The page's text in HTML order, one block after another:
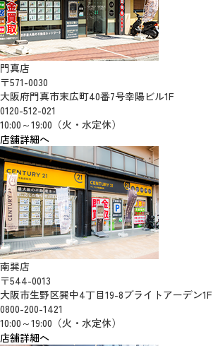
門真店
〒571-0030
大阪府門真市末広町40番7号幸陽ビル1F
0120-512-021
10:00～19:00（火・水定休）
店舗詳細へ
南巽店
〒544-0013
大阪市生野区巽中4丁目19-8ブライトアーデン1F
0800-200-1421
10:00～19:00（火・水定休）
店舗詳細へ